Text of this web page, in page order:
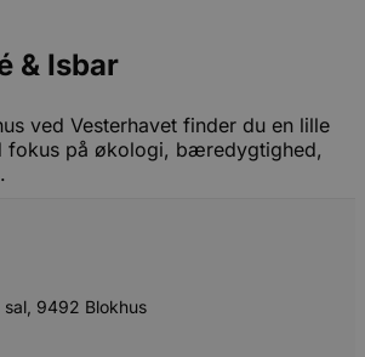
& Isbar
ved Vesterhavet finder du en lille
fokus på økologi, bæredygtighed,
sal, 9492 Blokhus